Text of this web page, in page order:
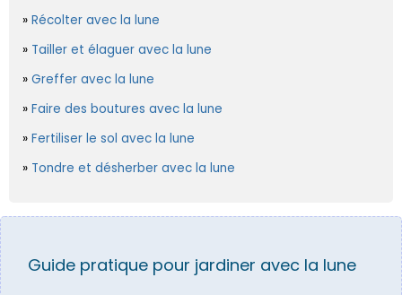
Récolter avec la lune
Tailler et élaguer avec la lune
Greffer avec la lune
Faire des boutures avec la lune
Fertiliser le sol avec la lune
Tondre et désherber avec la lune
Guide pratique pour jardiner avec la lune